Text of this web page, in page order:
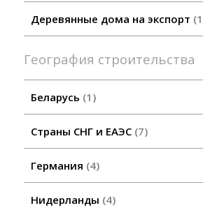
Деревянные дома на экспорт 1
География строительства
Беларусь 1
Страны СНГ и ЕАЭС 7
Германия 4
Нидерланды 4